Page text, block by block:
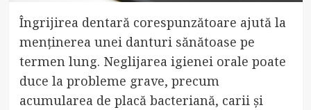
Îngrijirea dentară corespunzătoare ajută la
menținerea unei danturi sănătoase pe
termen lung. Neglijarea igienei orale poate
duce la probleme grave, precum
acumularea de placă bacteriană, carii și